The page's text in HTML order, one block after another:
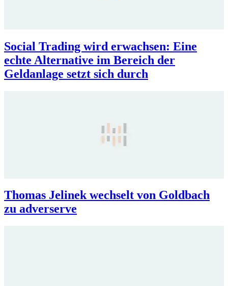
Social Trading wird erwachsen: Eine
echte Alternative im Bereich der
Geldanlage setzt sich durch
Thomas Jelinek wechselt von Goldbach
zu adverserve